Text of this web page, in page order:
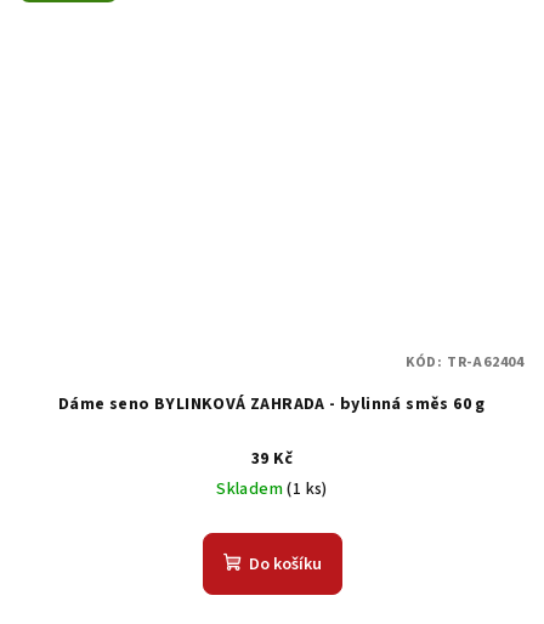
Dáme seno BYLINKOVÁ ZAHRADA - bylinná směs 60 g
39 Kč
Skladem(1 ks)
Do košíku
KÓD: TR-A62404